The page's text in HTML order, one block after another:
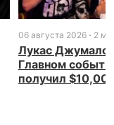
06 августа 2026 2
Лукас
Главном
получил